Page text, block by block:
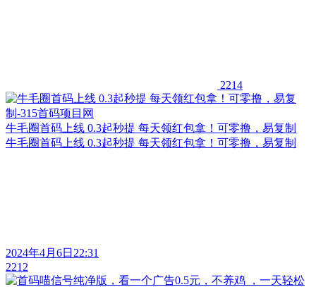
2214
牛毛圈首码上线 0.3起秒提 每天领红包拿！可零撸，易复制
牛毛圈首码上线 0.3起秒提 每天领红包拿！可零撸，易复制
2024年4月6日22:31
2212